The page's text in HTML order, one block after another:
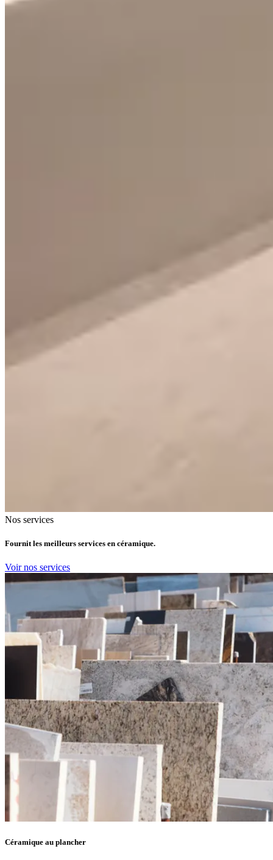
Nos services
Fournit les meilleurs services en céramique.
Voir nos services
Céramique au plancher